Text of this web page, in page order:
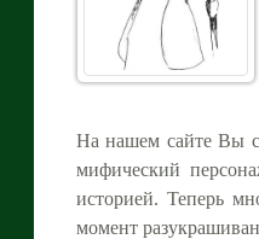
На нашем сайте Вы
мифический
историей. Теперь
момент